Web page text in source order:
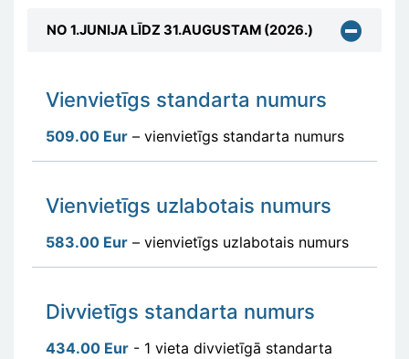
NO 1.JUNIJA LĪDZ 31.AUGUSTAM (2026.)
Vienvietīgs standarta numurs
509.00 Eur – vienvietīgs standarta numurs
Vienvietīgs uzlabotais numurs
583.00 Eur – vienvietīgs uzlabotais numurs
Divvietīgs standarta numurs
434.00 Eur - 1 vieta divvietīgā standarta